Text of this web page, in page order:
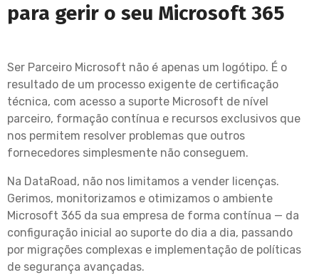
para gerir o seu Microsoft 365
Ser Parceiro Microsoft não é apenas um logótipo. É o
resultado de um processo exigente de certificação
técnica, com acesso a suporte Microsoft de nível
parceiro, formação contínua e recursos exclusivos que
nos permitem resolver problemas que outros
fornecedores simplesmente não conseguem.
Na DataRoad, não nos limitamos a vender licenças.
Gerimos, monitorizamos e otimizamos o ambiente
Microsoft 365 da sua empresa de forma contínua — da
configuração inicial ao suporte do dia a dia, passando
por migrações complexas e implementação de políticas
de segurança avançadas.